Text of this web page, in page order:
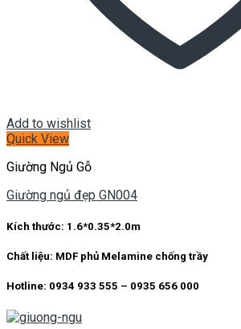
Add to wishlist
Quick View
Giường Ngủ Gỗ
Giường ngủ đẹp GN004
Kích thước: 1.6*0.35*2.0m
Chất liệu: MDF phủ Melamine chống trầy
Hotline: 0934 933 555 – 0935 656 000